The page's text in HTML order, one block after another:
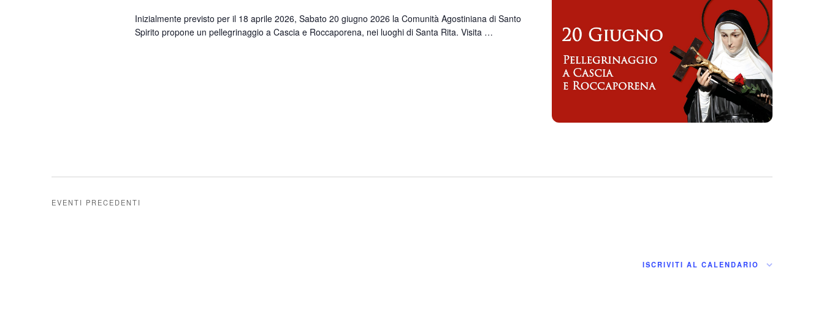
Inizialmente previsto per il 18 aprile 2026, Sabato 20 giugno 2026 la Comunità Agostiniana di Santo
Spirito propone un pellegrinaggio a Cascia e Roccaporena, nei luoghi di Santa Rita. Visita …
EVENTI PRECEDENTI
ISCRIVITI AL CALENDARIO